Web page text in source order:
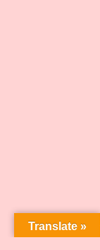
ICHIGEKIとは
Translate »